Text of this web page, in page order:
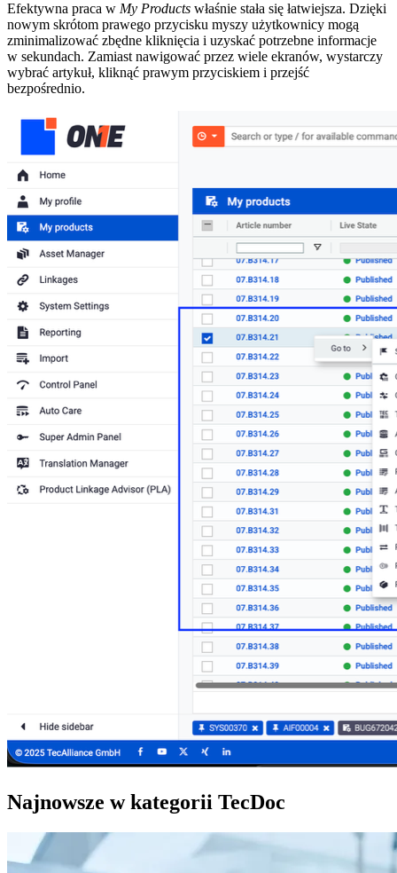
Efektywna praca w My Products właśnie stała się łatwiejsza. Dzięki
nowym skrótom prawego przycisku myszy użytkownicy mogą
zminimalizować zbędne kliknięcia i uzyskać potrzebne informacje
w sekundach. Zamiast nawigować przez wiele ekranów, wystarczy
wybrać artykuł, kliknąć prawym przyciskiem i przejść
bezpośrednio.
Najnowsze w kategorii TecDoc